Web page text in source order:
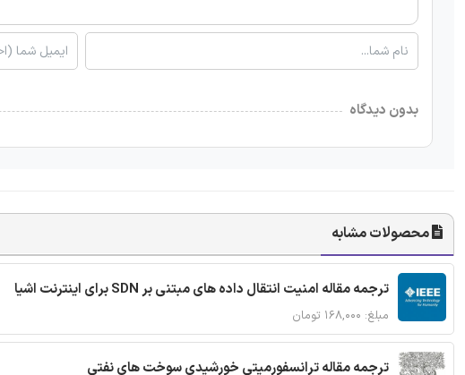
بدون دیدگاه
محصولات مشابه
ترجمه مقاله امنیت انتقال داده های مبتنی بر SDN برای اینترنت اشیا
مبلغ: ۱۶۸,۰۰۰ تومان
ترجمه مقاله ترانسفورمیتی خورشیدی سوخت های نفتی